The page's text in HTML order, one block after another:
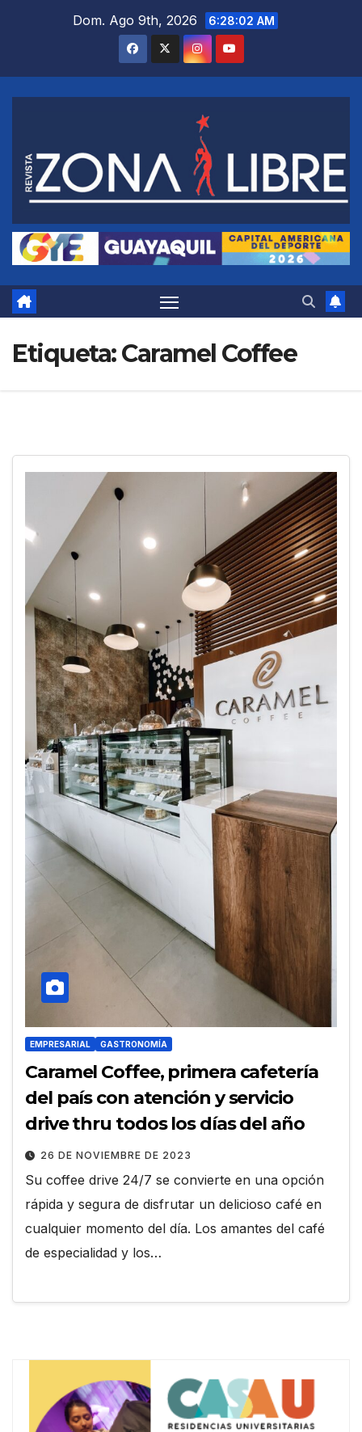
Dom. Ago 9th, 2026 6:28:03 AM
Etiqueta:Caramel Coffee
EMPRESARIAL GASTRONOMÍA
Caramel Coffee, primera cafetería
del país con atención y servicio
drive thru todos los días del año
26 DE NOVIEMBRE DE 2023
Su coffee drive 24/7 se convierte en una opción
rápida y segura de disfrutar un delicioso café en
cualquier momento del día. Los amantes del café
de especialidad y los…